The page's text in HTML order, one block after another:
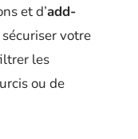
et d’add-
votre
les
ou de